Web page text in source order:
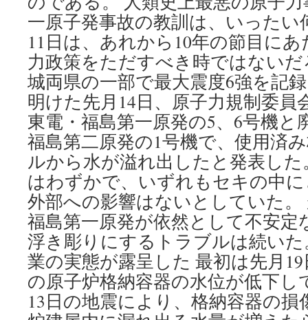
一原子発事故の教訓は、いったい
11日は、あれから10年の節目に
力政策をただすべき時ではない
城両県の一部で最大震度6強を記
明けた先月14日、原子力規制委員
東電・福島第一原発の5、6号機
福島第二原発の1号機で、使用済
ルから水が溢れ出したと発表し
はわずかで、いずれもセキの中
外部への影響はないとしていた
福島第一原発が依然として不安
浮き彫りにするトラブルは続い
業の実態が露呈した 最初は先月
の原子炉格納容器の水位が低下
13日の地震により、格納容器の損